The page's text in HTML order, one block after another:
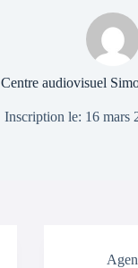
Centre audiovisuel
Inscription le: 16 mars